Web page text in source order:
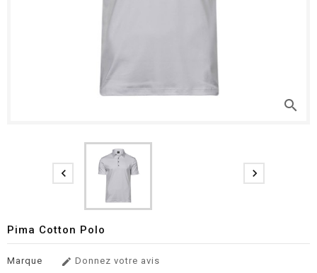
search
 
Pima Cotton Polo
Marque
 Donnez votre avis